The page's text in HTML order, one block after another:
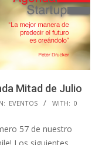
Mitad de Julio
EVENTOS WITH: 0
57 de nuestro